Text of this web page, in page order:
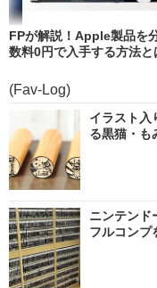
FPが解説！Apple製品を
数料0円で入手する方法と
(Fav-Log)
イラスト入
る黒猫・も
ニンテン
フルコンプ